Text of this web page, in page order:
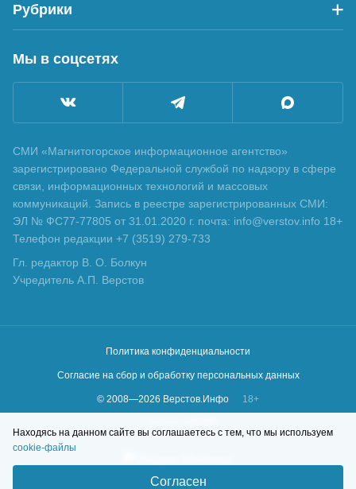
Рубрики
Мы в соцсетях
СМИ «Магнитогорское информационное агентство»
зарегистрировано Федеральной службой по надзору в сфере
связи, информационных технологий и массовых
коммуникаций. Запись в реестре зарегистрированных СМИ:
ЭЛ № ФС77-77805 от 31.01.2020 г. почта: info@verstov.info 18+
Телефон редакции +7 (3519) 279-733
Гл. редактор В. О. Болкун
Учредитель А.П. Верстов
Политика конфиденциальности
Согласие на сбор и обработку персональных данных
© 2008—2026 Верстов.Инфо
18+
Находясь на данном сайте вы соглашаетесь с тем, что мы используем
cookie-файлы
Согласен